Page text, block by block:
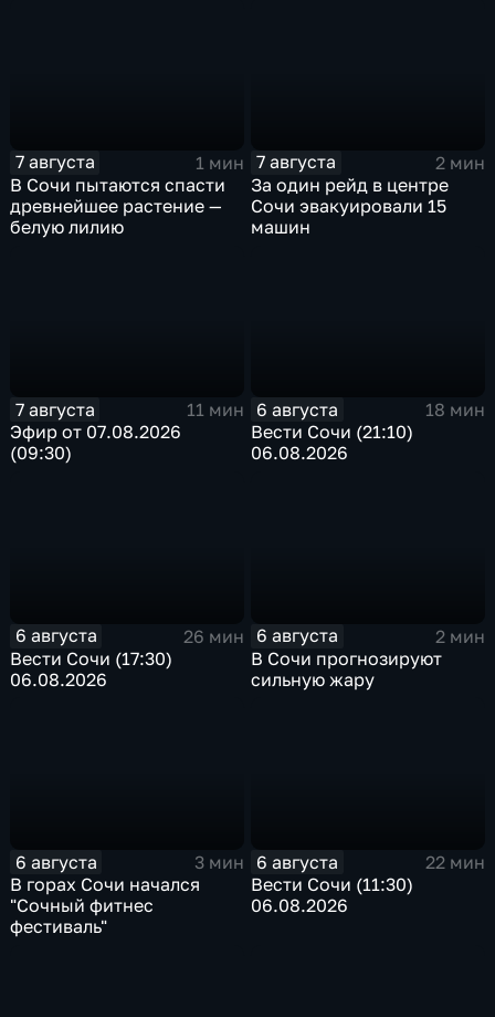
7 августа
1 мин
В Сочи пытаются спасти
древнейшее растение —
белую лилию
7 августа
2 мин
За один рейд в центре
Сочи эвакуировали 15
машин
7 августа
11 мин
Эфир от 07.08.2026
(09:30)
6 августа
18 мин
Вести Сочи (21:10)
06.08.2026
6 августа
26 мин
Вести Сочи (17:30)
06.08.2026
6 августа
2 мин
В Сочи прогнозируют
сильную жару
6 августа
3 мин
В горах Сочи начался
"Сочный фитнес
фестиваль"
6 августа
22 мин
Вести Сочи (11:30)
06.08.2026